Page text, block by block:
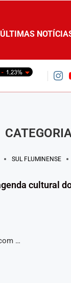
ÚLTIMAS
SUL FLUMINENSE
cultural
…